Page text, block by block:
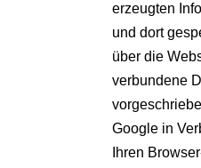
erzeugten
und dort
über die
verbundene
Google in
Ihren